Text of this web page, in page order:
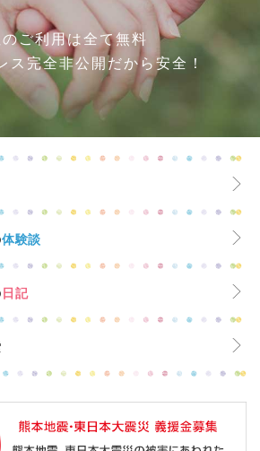
ご利用は全て無料
ス完全非公開だから安全！
体験談
日記